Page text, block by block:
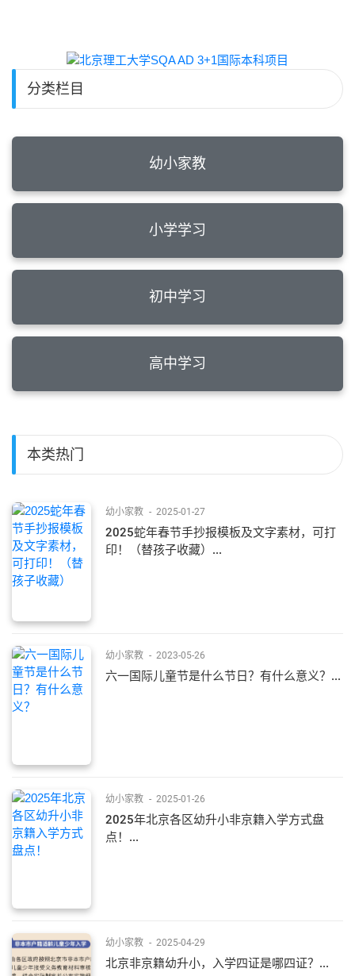
分类栏目
幼小家教
小学学习
初中学习
高中学习
本类热门
幼小家教 - 2025-01-27
2025蛇年春节手抄报模板及文字素材，可打
印！（替孩子收藏）...
幼小家教 - 2023-05-26
六一国际儿童节是什么节日？有什么意义？...
幼小家教 - 2025-01-26
2025年北京各区幼升小非京籍入学方式盘
点！...
幼小家教 - 2025-04-29
北京非京籍幼升小，入学四证是哪四证？...